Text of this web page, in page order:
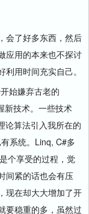
了好多东西，然后
应用的本来也不探讨
用时间充实自己。
始嫌弃古老的
新技术。一些技术
论算法引入我所在的
系统。Linq, C#多
个享受的过程，觉
间紧的话也会有压
现在却大大增加了开
要稳重的多，虽然过